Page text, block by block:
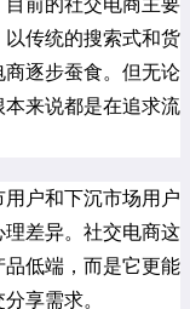
前的社交电商主要
传统的搜索式和货
逐步蚕食。但无论
来说都是在追求流
户和下沉市场用户
差异。社交电商这
低端，而是它更能
享需求。